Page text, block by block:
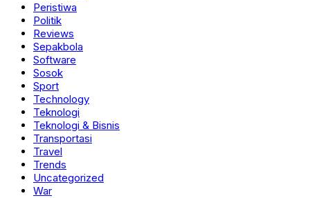
Peristiwa
Politik
Reviews
Sepakbola
Software
Sosok
Sport
Technology
Teknologi
Teknologi & Bisnis
Transportasi
Travel
Trends
Uncategorized
War